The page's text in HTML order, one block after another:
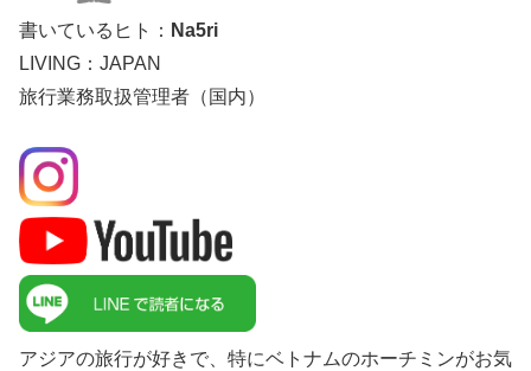
書いているヒト： Na5ri
LIVING：JAPAN
旅行業務取扱管理者（国内）
アジアの旅行が好きで、特にベトナムのホーチミンがお気